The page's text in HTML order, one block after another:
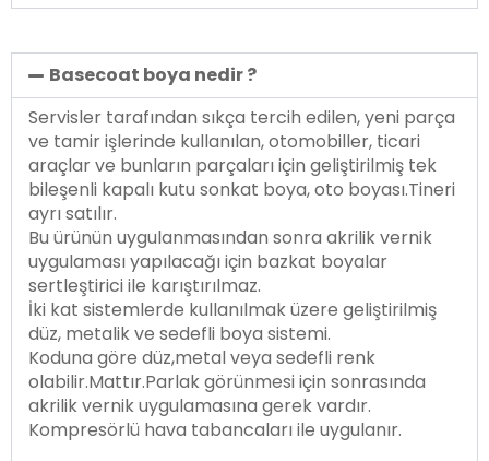
Basecoat boya nedir ?
Servisler tarafından sıkça tercih edilen, yeni parça
ve tamir işlerinde kullanılan, otomobiller, ticari
araçlar ve bunların parçaları için geliştirilmiş tek
bileşenli kapalı kutu sonkat boya, oto boyası.Tineri
ayrı satılır.
Bu ürünün uygulanmasından sonra akrilik vernik
uygulaması yapılacağı için bazkat boyalar
sertleştirici ile karıştırılmaz.
İki kat sistemlerde kullanılmak üzere geliştirilmiş
düz, metalik ve sedefli boya sistemi.
Koduna göre düz,metal veya sedefli renk
olabilir.Mattır.Parlak görünmesi için sonrasında
akrilik vernik uygulamasına gerek vardır.
Kompresörlü hava tabancaları ile uygulanır.